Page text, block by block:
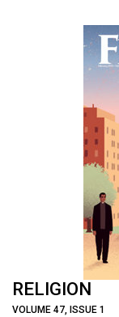
RELIGION
VOLUME 47, ISSUE 1